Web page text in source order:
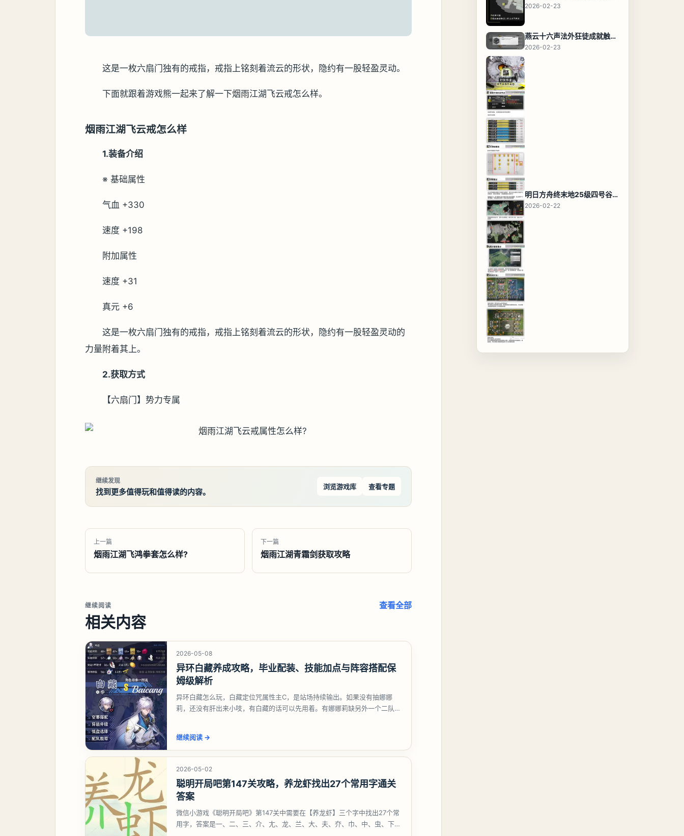
这是一枚六扇门独有的戒指，戒指上铭刻着流云的形状，隐约有一股轻盈灵动。
下面就跟着游戏熊一起来了解一下烟雨江湖飞云戒怎么样。
烟雨江湖飞云戒怎么样
1.装备介绍
※ 基础属性
气血 +330
速度 +198
附加属性
速度 +31
真元 +6
这是一枚六扇门独有的戒指，戒指上铭刻着流云的形状，隐约有一股轻盈灵动的
力量附着其上。
2.获取方式
【六扇门】势力专属
继续发现
找到更多值得玩和值得读的内容。
浏览游戏库 查看专题
上一篇
烟雨江湖飞鸿拳套怎么样?
下一篇
烟雨江湖青霜剑获取攻略
继续阅读
相关内容
查看全部
2026-05-08
异环白藏养成攻略，毕业配装、技能加点与阵容搭配保
姆级解析
异环白藏怎么玩，白藏定位咒属性主C，是站场持续输出。如果没有抽娜娜
莉，还没有肝出来小吱，有白藏的话可以先用着。有娜娜莉缺另外一个二队C
继续阅读 →
2026-05-02
聪明开局吧第147关攻略，养龙虾找出27个常用字通关
答案
微信小游戏《聪明开局吧》第147关中需要在【养龙虾】三个字中找出27个常
用字，答案是一、二、三、介、尢、龙、兰、大、夫、夰、巾、中、虫、下、
2026-02-23
燕云十六声法外狂徒成就触发条件与通关攻略
2026-02-23
明日方舟终末地25级四号谷地基地蓝图，高效布局规划
2026-02-22